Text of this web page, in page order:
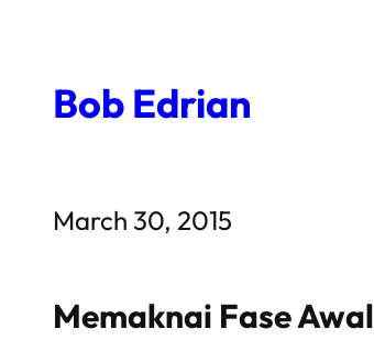
content
Bob Edrian
March 30, 2015
Memaknai Fase Awal